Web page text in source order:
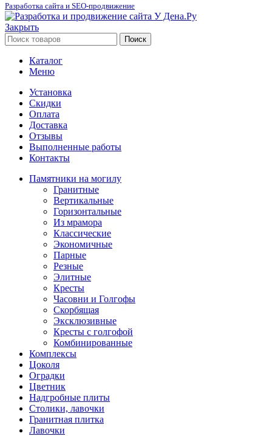
Разработка сайта и SEO-продвижение
Закрыть
Поиск
Каталог
Меню
Установка
Скидки
Оплата
Доставка
Отзывы
Выполненные работы
Контакты
Памятники на могилу
Гранитные
Вертикальные
Горизонтальные
Из мрамора
Классические
Экономичные
Парные
Резные
Элитные
Кресты
Часовни и Голгофы
Скорбящая
Эксклюзивные
Кресты с голгофой
Комбинированные
Комплексы
Цоколя
Оградки
Цветник
Надгробные плиты
Столики, лавочки
Гранитная плитка
Лавочки